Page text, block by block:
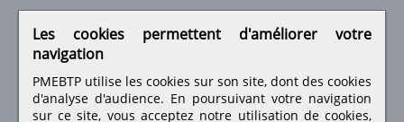
Les cookies permettent d'améliorer votre
navigation
PMEBTP utilise les cookies sur son site, dont des cookies
d'analyse d'audience. En poursuivant votre navigation
sur ce site, vous acceptez notre utilisation de cookies,